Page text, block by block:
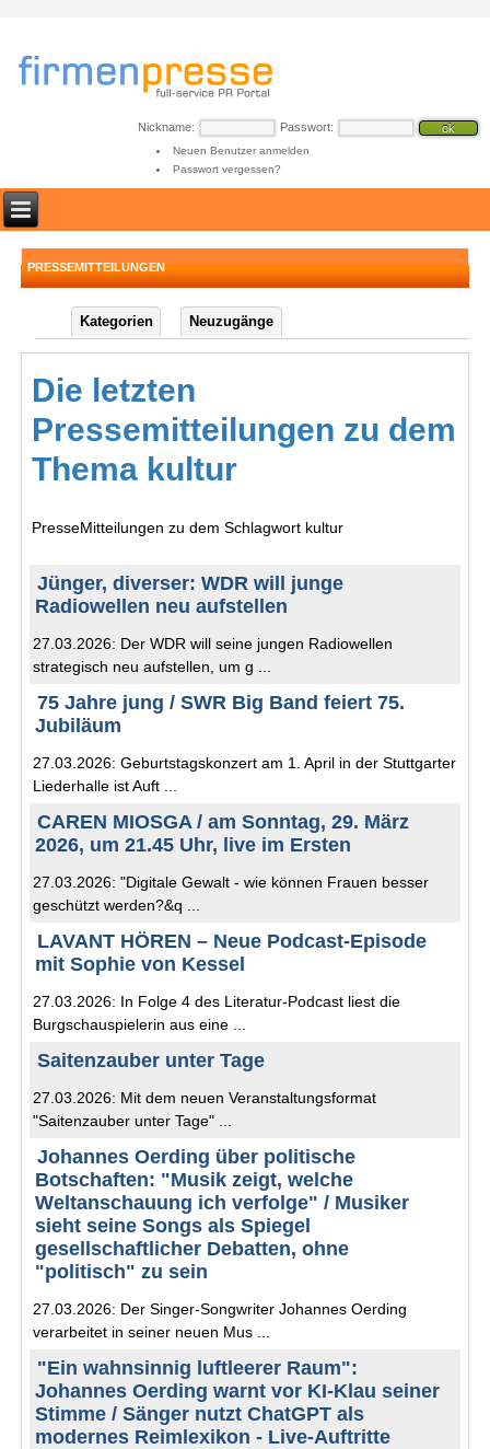
Nickname: Passwort:
Neuen Benutzer anmelden
Passwort vergessen?
PRESSEMITTEILUNGEN
Kategorien Neuzugänge
Die letzten
Pressemitteilungen zu dem
Thema kultur
PresseMitteilungen zu dem Schlagwort kultur
Jünger, diverser: WDR will junge
Radiowellen neu aufstellen
27.03.2026: Der WDR will seine jungen Radiowellen
strategisch neu aufstellen, um g ...
75 Jahre jung / SWR Big Band feiert 75.
Jubiläum
27.03.2026: Geburtstagskonzert am 1. April in der Stuttgarter
Liederhalle ist Auft ...
CAREN MIOSGA / am Sonntag, 29. März
2026, um 21.45 Uhr, live im Ersten
27.03.2026: "Digitale Gewalt - wie können Frauen besser
geschützt werden?&q ...
LAVANT HÖREN – Neue Podcast-Episode
mit Sophie von Kessel
27.03.2026: In Folge 4 des Literatur-Podcast liest die
Burgschauspielerin aus eine ...
Saitenzauber unter Tage
27.03.2026: Mit dem neuen Veranstaltungsformat
"Saitenzauber unter Tage" ...
Johannes Oerding über politische
Botschaften: "Musik zeigt, welche
Weltanschauung ich verfolge" / Musiker
sieht seine Songs als Spiegel
gesellschaftlicher Debatten, ohne
"politisch" zu sein
27.03.2026: Der Singer-Songwriter Johannes Oerding
verarbeitet in seiner neuen Mus ...
"Ein wahnsinnig luftleerer Raum":
Johannes Oerding warnt vor KI-Klau seiner
Stimme / Sänger nutzt ChatGPT als
modernes Reimlexikon - Live-Auftritte